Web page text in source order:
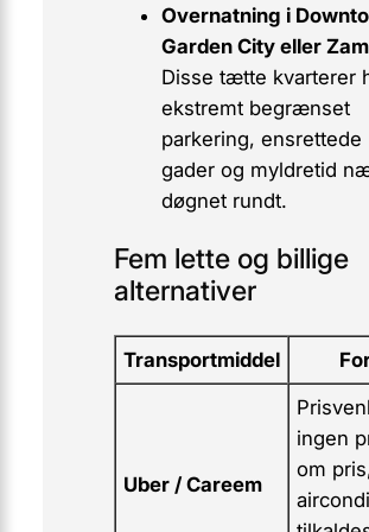
Overnatning i
Garden City eller
Disse tætte kvarterer
ekstremtbegrænset
parkering, ensrettede
gader og myldretid
døgnet rundt.
Fem lette og billige
alternativer
Transportmiddel
Uber / Careem
ingen
om